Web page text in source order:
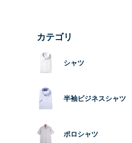
カテゴリ
シャツ
半袖ビジネスシャツ
ポロシャツ